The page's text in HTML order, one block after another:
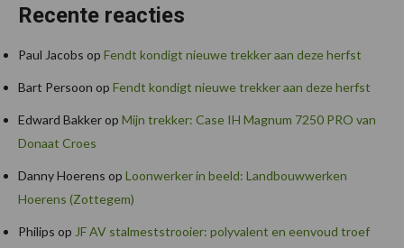
Recente reacties
Paul Jacobs op Fendt kondigt nieuwe trekker aan deze herfst
Bart Persoon op Fendt kondigt nieuwe trekker aan deze herfst
Edward Bakkerop Mijn trekker: Case IH Magnum 7250 PRO van
Donaat Croes
Danny Hoerens op Loonwerker in beeld: Landbouwwerken
Hoerens (Zottegem)
Philips op JF AV stalmeststrooier: polyvalent en eenvoud troef